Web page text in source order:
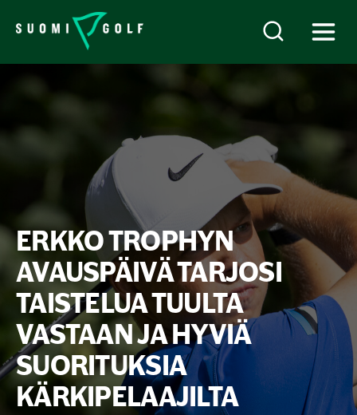
ERKKO TROPHYN
AVAUSPÄIVÄ TARJOSI
TAISTELUA TUULTA
VASTAAN JA HYVIÄ
SUORITUKSIA
KÄRKIPELAAJILTA